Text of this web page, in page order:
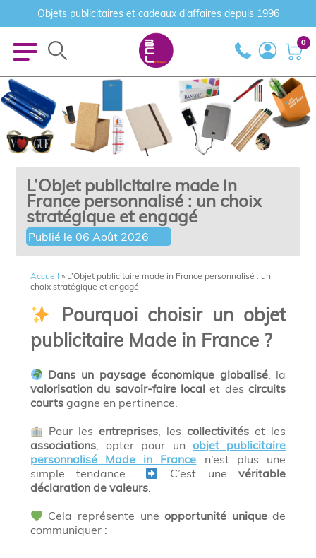
Objets publicitaires et cadeaux d'affaires depuis 1996
0
L’Objet publicitaire made in
France personnalisé : un choix
stratégique et engagé
Publié le06 Août 2026
Accueil » L’Objet publicitaire made in France personnalisé : un
choix stratégique et engagé
Pourquoi choisir un objet
publicitaire Made in France ?
Dans un paysage économique globalisé, la
valorisation du savoir-faire local et descircuits
courtsgagne en pertinence.
Pour lesentreprises, lescollectivités et les
associations, opter pour unobjet publicitaire
personnalisé Made in France n’est plus une
simple tendance…
C’est unevéritable
déclaration de valeurs.
Cela représente uneopportunité uniquede
communiquer :